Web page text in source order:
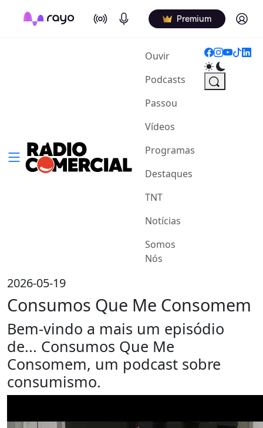
On Air Podcasts Premium Log in
Ouvir(current)
Podcasts
Passou
Vídeos
Programas
Destaques
TNT
Notícias
Somos
Nós
2026-05-19
Consumos Que Me Consomem
Bem-vindo a mais um episódio
de... Consumos Que Me
Consomem, um podcast sobre
consumismo.